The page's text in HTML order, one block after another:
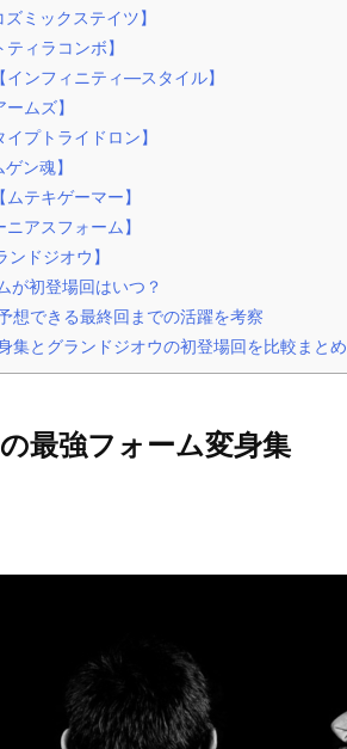
ミックステイツ】
ィラコンボ】
ンフィニティ―スタイル】
ムズ】
プトライドロン】
ン魂】
テキゲーマー】
アスフォーム】
ドジオウ】
が初登場回はいつ？
想できる最終回までの活躍を考察
集とグランドジオウの初登場回を比較まとめ
最強フォーム変身集